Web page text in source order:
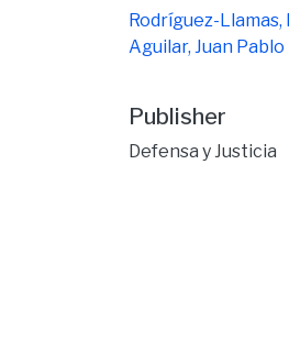
Rodríguez-
Aguilar, Juan Pablo
Publisher
Defensa y Justicia